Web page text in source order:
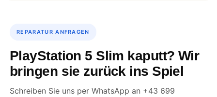
REPARATUR ANFRAGEN
PlayStation 5 Slim kaputt? Wir
bringen sie zurück ins Spiel
Schreiben Sie uns per WhatsApp an +43 699